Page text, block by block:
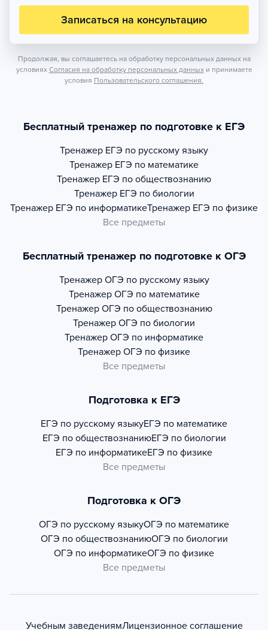
Записаться на консультацию
Продолжая, вы соглашаетесь на обработку персональных данных на
условиях Согласия на обработку персональных данных и принимаете
условия Пользовательского соглашения.
Бесплатный тренажер по подготовке к ЕГЭ
Тренажер ЕГЭ по русскому языку
Тренажер ЕГЭ по математике
Тренажер ЕГЭ по обществознанию
Тренажер ЕГЭ по биологии
Тренажер ЕГЭ по информатикеТренажер ЕГЭ по физике
Все предметы
Бесплатный тренажер по подготовке к ОГЭ
Тренажер ОГЭ по русскому языку
Тренажер ОГЭ по математике
Тренажер ОГЭ по обществознанию
Тренажер ОГЭ по биологии
Тренажер ОГЭ по информатике
Тренажер ОГЭ по физике
Все предметы
Подготовка к ЕГЭ
ЕГЭ по русскому языкуЕГЭ по математике
ЕГЭ по обществознаниюЕГЭ по биологии
ЕГЭ по информатикеЕГЭ по физике
Все предметы
Подготовка к ОГЭ
ОГЭ по русскому языкуОГЭ по математике
ОГЭ по обществознаниюОГЭ по биологии
ОГЭ по информатикеОГЭ по физике
Все предметы
Учебным заведениямЛицензионное соглашение